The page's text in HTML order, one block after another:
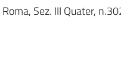
Sez. III Quater,